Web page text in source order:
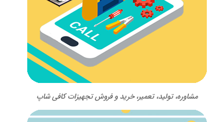
مشاوره، تولید، تعمیر، خرید و فروش تجهیزات کافی شاپ